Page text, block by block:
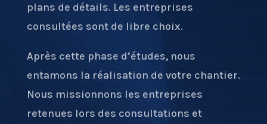
plans de détails. Les entreprises
consultées sont de libre choix.
Après cette phase d’études, nous
entamons la réalisation de votre chantier.
Nous missionnons les entreprises
retenues lors des consultations et